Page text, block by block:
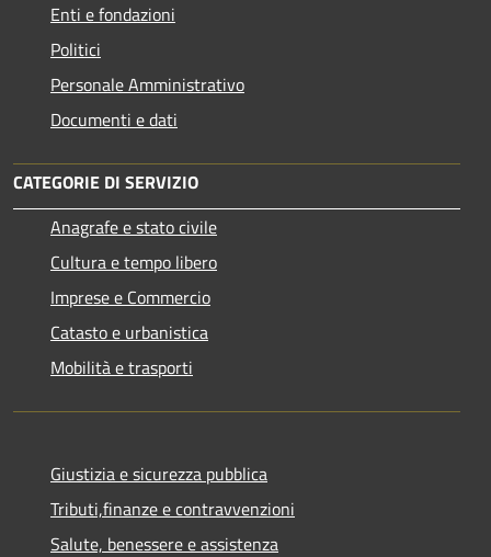
Enti e fondazioni
Politici
Personale Amministrativo
Documenti e dati
CATEGORIE DI SERVIZIO
Anagrafe e stato civile
Cultura e tempo libero
Imprese e Commercio
Catasto e urbanistica
Mobilità e trasporti
Giustizia e sicurezza pubblica
Tributi,finanze e contravvenzioni
Salute, benessere e assistenza